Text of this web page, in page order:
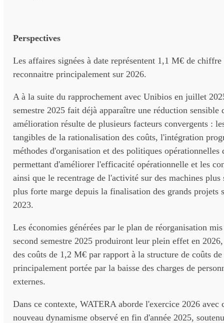
Perspectives
Les affaires signées à date représentent 1,1 M€ de
reconnaitre principalement sur 2026.
A à la suite du rapprochement avec Unibios en juillet
semestre 2025 fait déjà apparaître une réduction sensible
amélioration résulte de plusieurs facteurs convergents :
tangibles de la rationalisation des coûts, l'intégration
méthodes d'organisation et des politiques
permettant d'améliorer l'efficacité opérationnelle et les
ainsi que le recentrage de l'activité sur des machines plus
plus forte marge depuis la finalisation des grands projets
2023.
Les économies générées par le plan de réorganisation
second semestre 2025 produiront leur plein effet en
des coûts de 1,2 M€ par rapport à la structure de coûts
principalement portée par la baisse des charges de
externes.
Dans ce contexte, WATERA aborde l'exercice 2026 avec
nouveau dynamisme observé en fin d'année 2025,